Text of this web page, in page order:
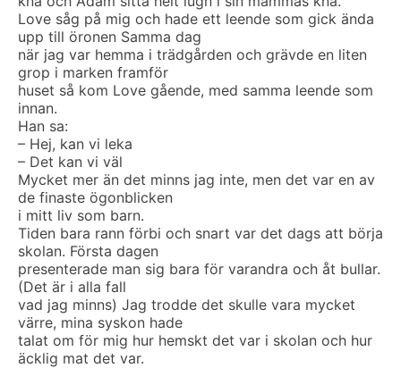
Love såg på mig och hade ett leende som gick ända
upp till öronen Samma dag
när jag var hemma i trädgården och grävde en liten
grop i marken framför
huset så kom Love gående, med samma leende som
innan.
Han sa:
– Hej, kan vi leka
– Det kan vi väl
Mycket mer än det minns jag inte, men det var en av
de finaste ögonblicken
i mitt liv som barn.
Tiden bara rann förbi och snart var det dags att börja
skolan. Första dagen
presenterade man sig bara för varandra och åt bullar.
(Det är i alla fall
vad jag minns) Jag trodde det skulle vara mycket
värre, mina syskon hade
talat om för mig hur hemskt det var i skolan och hur
äcklig mat det var.